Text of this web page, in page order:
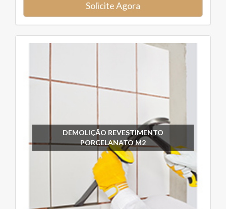
Solicite Agora
DEMOLIÇÃO REVESTIMENTO
PORCELANATO M2